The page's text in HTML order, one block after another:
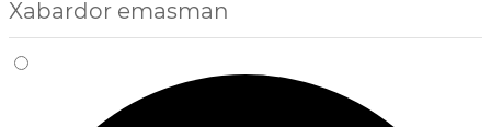
Xabardor emasman